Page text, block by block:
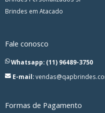
Brindes em Atacado
Fale conosco
Whatsapp: (11) 96489-3750
E-mail:
Formas de Pagamento